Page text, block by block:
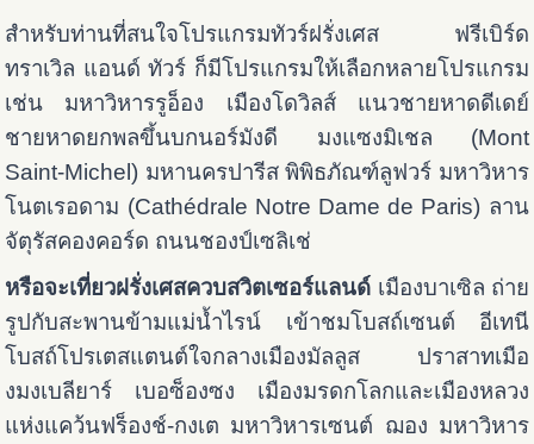
สำหรับท่านที่สนใจโปรแกรมทัวร์ฝรั่งเศส ฟรีเบิร์ด
ทราเวิล แอนด์ ทัวร์ ก็มีโปรแกรมให้เลือกหลายโปรแกรม
เช่น มหาวิหารรูอ็อง เมืองโดวิลส์ แนวชายหาดดีเดย์
ชายหาดยกพลขึ้นบกนอร์มังดี มงแซงมิเชล (Mont
Saint-Michel) มหานครปารีส พิพิธภัณฑ์ลูฟวร์ มหาวิหาร
โนตเรอดาม (Cathédrale Notre Dame de Paris) ลาน
จัตุรัสคองคอร์ด ถนนชองป์เซลิเช่
หรือจะเที่ยวฝรั่งเศสควบสวิตเซอร์แลนด์ เมืองบาเซิล ถ่าย
รูปกับสะพานข้ามแม่น้ำไรน์ เข้าชมโบสถ์เซนต์ อีเทนี
โบสถ์โปรเตสแตนต์ใจกลางเมืองมัลลูส ปราสาทเมือ
งมงเบลียาร์ เบอซ็องซง เมืองมรดกโลกและเมืองหลวง
แห่งแคว้นฟร็องช์-กงเต มหาวิหารเซนต์ ฌอง มหาวิหาร